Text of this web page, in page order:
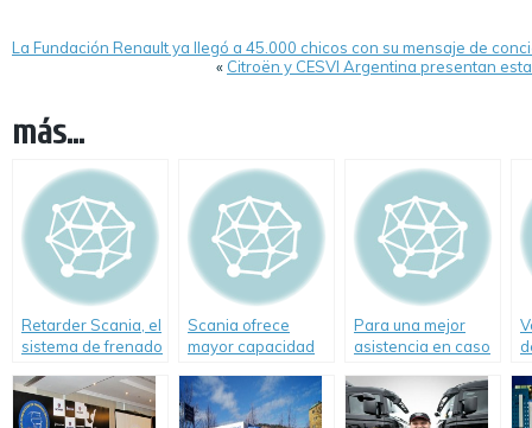
La Fundación Renault ya llegó a 45.000 chicos con su mensaje de
« Citroën y CESVI Argentina presentan
más...
Retarder Scania, el
sistema de frenado
Scania ofrece
mayor capacidad
nueva suspensión
neumática integral.
Para una mejor
asistencia en caso
Scania desarrolló
un manual para